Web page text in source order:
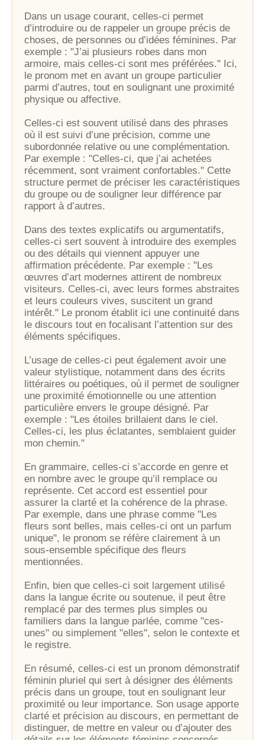
Dans un usage courant, celles-ci permet
d’introduire ou de rappeler un groupe précis de
choses, de personnes ou d’idées féminines. Par
exemple : "J’ai plusieurs robes dans mon
armoire, mais celles-ci sont mes préférées." Ici,
le pronom met en avant un groupe particulier
parmi d’autres, tout en soulignant une proximité
physique ou affective.
Celles-ci est souvent utilisé dans des phrases
où il est suivi d’une précision, comme une
subordonnée relative ou une complémentation.
Par exemple : "Celles-ci, que j’ai achetées
récemment, sont vraiment confortables." Cette
structure permet de préciser les caractéristiques
du groupe ou de souligner leur différence par
rapport à d’autres.
Dans des textes explicatifs ou argumentatifs,
celles-ci sert souvent à introduire des exemples
ou des détails qui viennent appuyer une
affirmation précédente. Par exemple : "Les
œuvres d’art modernes attirent de nombreux
visiteurs. Celles-ci, avec leurs formes abstraites
et leurs couleurs vives, suscitent un grand
intérêt." Le pronom établit ici une continuité dans
le discours tout en focalisant l’attention sur des
éléments spécifiques.
L’usage de celles-ci peut également avoir une
valeur stylistique, notamment dans des écrits
littéraires ou poétiques, où il permet de souligner
une proximité émotionnelle ou une attention
particulière envers le groupe désigné. Par
exemple : "Les étoiles brillaient dans le ciel.
Celles-ci, les plus éclatantes, semblaient guider
mon chemin."
En grammaire, celles-ci s’accorde en genre et
en nombre avec le groupe qu’il remplace ou
représente. Cet accord est essentiel pour
assurer la clarté et la cohérence de la phrase.
Par exemple, dans une phrase comme "Les
fleurs sont belles, mais celles-ci ont un parfum
unique", le pronom se réfère clairement à un
sous-ensemble spécifique des fleurs
mentionnées.
Enfin, bien que celles-ci soit largement utilisé
dans la langue écrite ou soutenue, il peut être
remplacé par des termes plus simples ou
familiers dans la langue parlée, comme "ces-
unes" ou simplement "elles", selon le contexte et
le registre.
En résumé, celles-ci est un pronom démonstratif
féminin pluriel qui sert à désigner des éléments
précis dans un groupe, tout en soulignant leur
proximité ou leur importance. Son usage apporte
clarté et précision au discours, en permettant de
distinguer, de mettre en valeur ou d’ajouter des